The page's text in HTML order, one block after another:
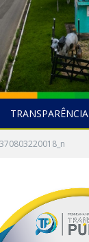
TRANSPARÊNCIA